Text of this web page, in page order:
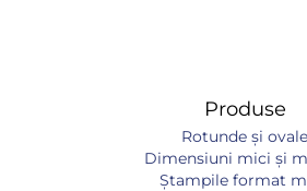
Produse
Rotunde și ovale
Dimensiuni mici și
Ștampile format